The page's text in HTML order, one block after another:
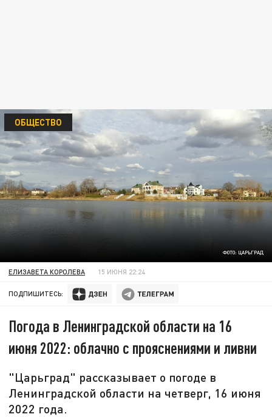
ФОТО: ЦАРЬГРАД
ОБЩЕСТВО
ЕЛИЗАВЕТА КОРОЛЕВА 15 ИЮНЯ 22:24
ПОДПИШИТЕСЬ:
Погода в Ленинградской области на 16
июня 2022: облачно с прояснениями и ливни
"Царьград" рассказывает о погоде в
Ленинградской области на четверг, 16 июня
2022 года.